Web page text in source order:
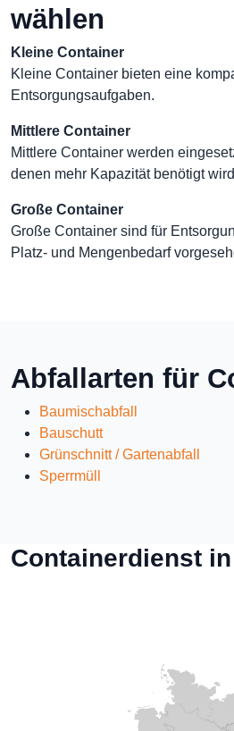
wählen
Kleine Container
Kleine Container bieten eine
Entsorgungsaufgaben.
Mittlere Container
Mittlere Container werden
denen mehr Kapazität benötigt
Große Container
Große Container sind für
Platz- und Mengenbedarf
Abfallarten für
Baumischabfall
Bauschutt
Grünschnitt / Gartenabfall
Sperrmüll
Containerdienst